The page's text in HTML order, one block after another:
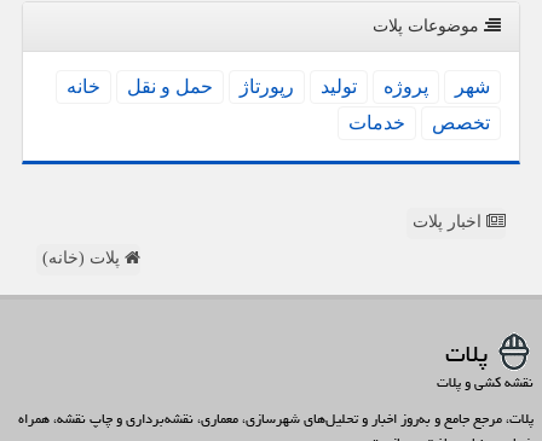
موضوعات پلات
شهر پروژه تولید رپورتاژ حمل و نقل
خانه
تخصص
خدمات
اخبار پلات
پلات (خانه)
پلات
نقشه کشی و پلات
پلات، مرجع جامع و به‌روز اخبار و تحلیل‌های شهرسازی، معماری، نقشه‌برداری و چاپ نقشه، همراه